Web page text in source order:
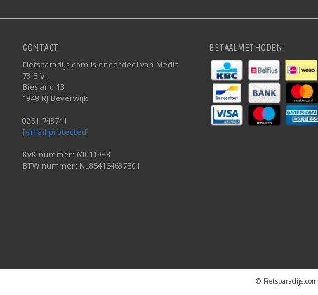
CONTACT
Fietsparadijs.com is onderdeel van Media
73 B.V.
Biesland 13
1948 RJ Beverwijk
0251-748741
[email protected]
KvK nummer: 61011983
BTW nummer: NL854164637B01
BETAALMETHODEN
© Fietsparadijs.com